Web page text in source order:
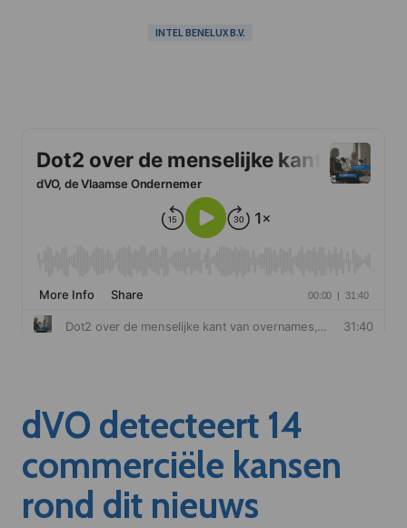
INTEL BENELUX B.V.
dVO detecteert 14
commerciële kansen
rond dit nieuws